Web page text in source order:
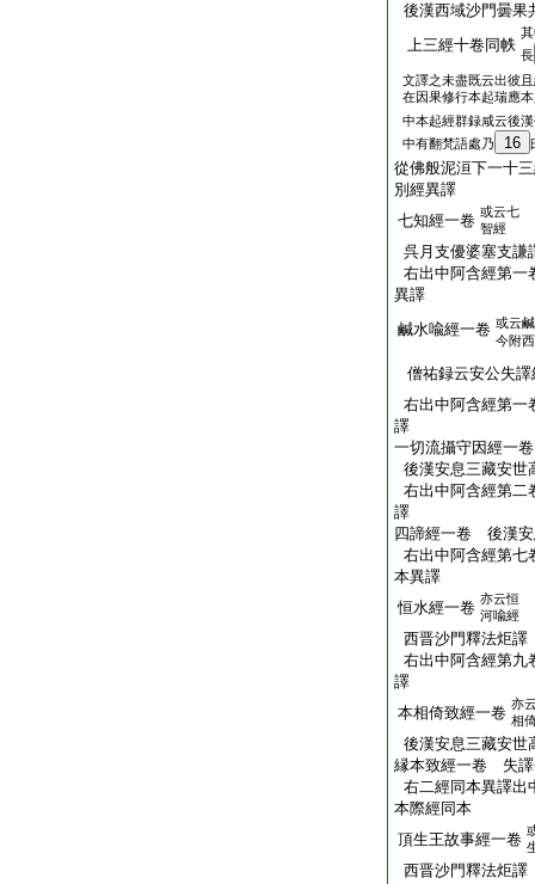
後漢西域沙門曇果
上三經十卷同帙
長
文譯之未盡既云出彼
在因果修行本起瑞應
中本起經群録咸云後
中有翻梵語處乃
16
從佛般泥洹下一十
別經異譯
七知經一卷 或云七
智經
呉月支優婆塞支謙
右出中阿含經第一
異譯
鹹水喩經一卷 或云
今附
僧祐録云安公失譯
右出中阿含經第一
譯
一切流攝守因經一卷
後漢安息三藏安世
右出中阿含經第二
譯
四諦經一卷 後漢安
右出中阿含經第七
本異譯
恒水經一卷 亦云恒
河喩經
西晋沙門釋法炬譯
右出中阿含經第九
譯
本相倚致經一卷 亦
相
後漢安息三藏安世
縁本致經一卷 失譯
右二經同本異譯出
本際經同本
頂生王故事經一卷
西晋沙門釋法炬譯